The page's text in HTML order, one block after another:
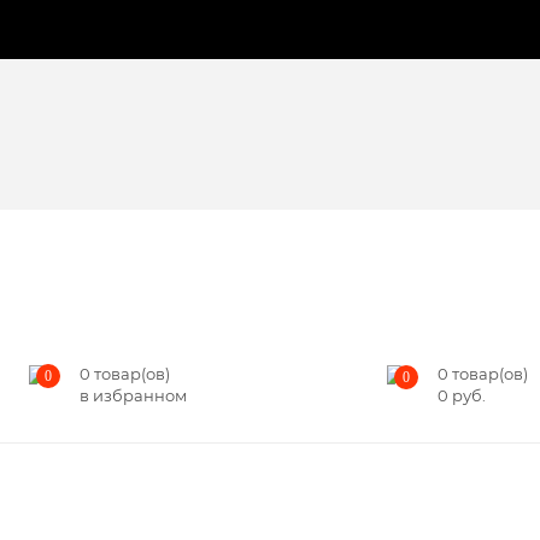
0 0 товар(ов)
в избранном
0 0 товар(ов)
0 руб.